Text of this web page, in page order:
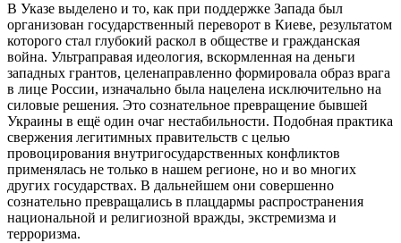
В Указе выделено и то, как при поддержке Запада был
организован государственный переворот в Киеве, результатом
которого стал глубокий раскол в обществе и гражданская
война. Ультраправая идеология, вскормленная на деньги
западных грантов, целенаправленно формировала образ врага
в лице России, изначально была нацелена исключительно на
силовые решения. Это сознательное превращение бывшей
Украины в ещё один очаг нестабильности. Подобная практика
свержения легитимных правительств с целью
провоцирования внутригосударственных конфликтов
применялась не только в нашем регионе, но и во многих
других государствах. В дальнейшем они совершенно
сознательно превращались в плацдармы распространения
национальной и религиозной вражды, экстремизма и
терроризма.